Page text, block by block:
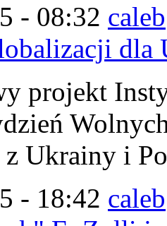
- 08:32 caleb
dla
projekt
z Ukrainy i
- 18:42 caleb